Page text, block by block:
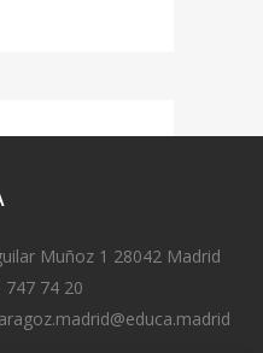
Muñoz 1 28042 Madrid
747 74 20